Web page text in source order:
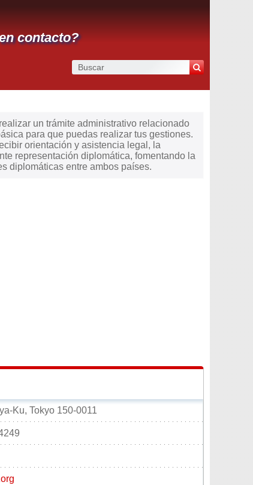
contacto?
un trámite administrativo relacionado
para que puedas realizar tus gestiones.
orientación y asistencia legal, la
representación diplomática, fomentando la
diplomáticas entre ambos países.
Ku, Tokyo 150-0011